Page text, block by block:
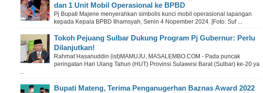
dan 1 Unit Mobil Operasional ke BPBD
Pj Bupati Majene menyerahkan simbolis kunci mobil operasional lapangan
kepada Kepala BPBD Ilhamsyah, Senin 4 Nopember 2024. [Foto: Suf ...
Tokoh Pejuang Sulbar Dukung Program Pj Gubernur: Perlu
Dilanjutkan!
Rahmat Hasanuddin (ist)MAMUJU, MASALEMBO.COM - Pada puncak
peringatan Hari Ulang Tahun (HUT) Provinsi Sulawesi Barat (Sulbar) ke-20 ya
...
Bupati Mateng, Terima Penganugerhan Baznas Award 2022